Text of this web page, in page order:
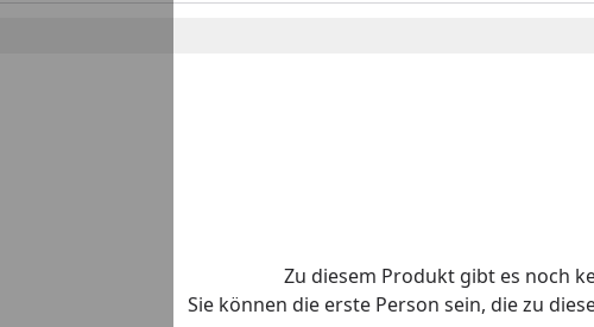
Zu diesem Produkt gibt es noch
Sie können die erste Person sein, die zu